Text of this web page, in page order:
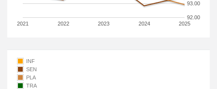
2021 2022 2023 2024 2025
92.00
93.00
INF
SEN
PLA
TRA